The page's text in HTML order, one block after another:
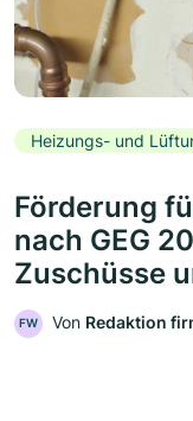
Heizungs- und
Förderung
nach GEG
Zuschüsse
FW Von Redaktion